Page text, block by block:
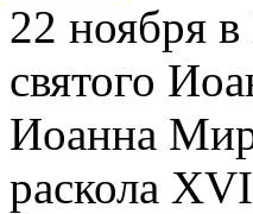
22 ноября
святого
Иоанна
раскола